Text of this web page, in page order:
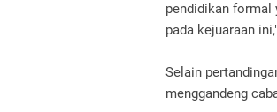
pendidikan formal
pada kejuaraan
Selain
menggandeng